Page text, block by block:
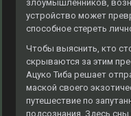
злоумышленников,
устройство может
способное стереть
Чтобы выяснить, кто
скрываются за этим
Ацуко Тиба решает
маской своего
путешествие по
подсознания. Здесь